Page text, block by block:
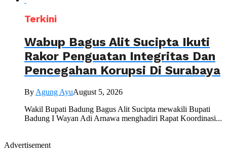
Terkini
Wabup Bagus Alit Sucipta Ikuti
Rakor Penguatan Integritas Dan
Pencegahan Korupsi Di Surabaya
By Agung AyuAugust 5, 2026
Wakil Bupati Badung Bagus Alit Sucipta mewakili Bupati
Badung I Wayan Adi Arnawa menghadiri Rapat Koordinasi...
Advertisement